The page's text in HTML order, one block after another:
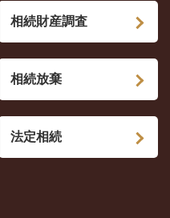
相続財産調査
相続放棄
法定相続